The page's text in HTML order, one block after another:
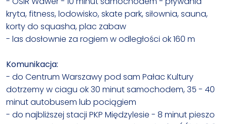
kryta, fitness, lodowisko, skate park, siłownia, sauna,
korty do squasha, plac zabaw
- las dosłownie za rogiem w odległości ok 160 m
Komunikacja:
- do Centrum Warszawy pod sam Pałac Kultury
dotrzemy w ciagu ok 30 minut samochodem, 35 - 40
minut autobusem lub pociągiem
- do najbliższej stacji PKP Międzylesie - 8 minut pieszo